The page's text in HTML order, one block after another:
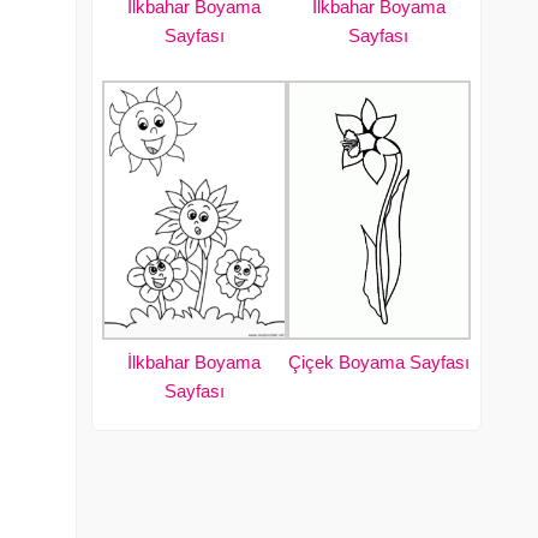
İlkbahar Boyama
Sayfası
İlkbahar Boyama
Sayfası
İlkbahar Boyama
Sayfası
Çiçek Boyama Sayfası